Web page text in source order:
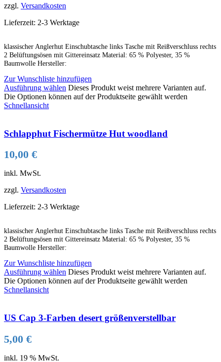
zzgl. Versandkosten
Lieferzeit: 2-3 Werktage
klassischer Anglerhut Einschubtasche links Tasche mit Reißverschluss rechts
2 Belüftungsösen mit Gittereinsatz Material: 65 % Polyester, 35 %
Baumwolle Hersteller:
Zur Wunschliste hinzufügen
Ausführung wählen Dieses Produkt weist mehrere Varianten auf.
Die Optionen können auf der Produktseite gewählt werden
Schnellansicht
Schlapphut Fischermütze Hut woodland
10,00 €
inkl. MwSt.
zzgl. Versandkosten
Lieferzeit: 2-3 Werktage
klassischer Anglerhut Einschubtasche links Tasche mit Reißverschluss rechts
2 Belüftungsösen mit Gittereinsatz Material: 65 % Polyester, 35 %
Baumwolle Hersteller:
Zur Wunschliste hinzufügen
Ausführung wählen Dieses Produkt weist mehrere Varianten auf.
Die Optionen können auf der Produktseite gewählt werden
Schnellansicht
US Cap 3-Farben desert größenverstellbar
5,00 €
inkl. 19 % MwSt.